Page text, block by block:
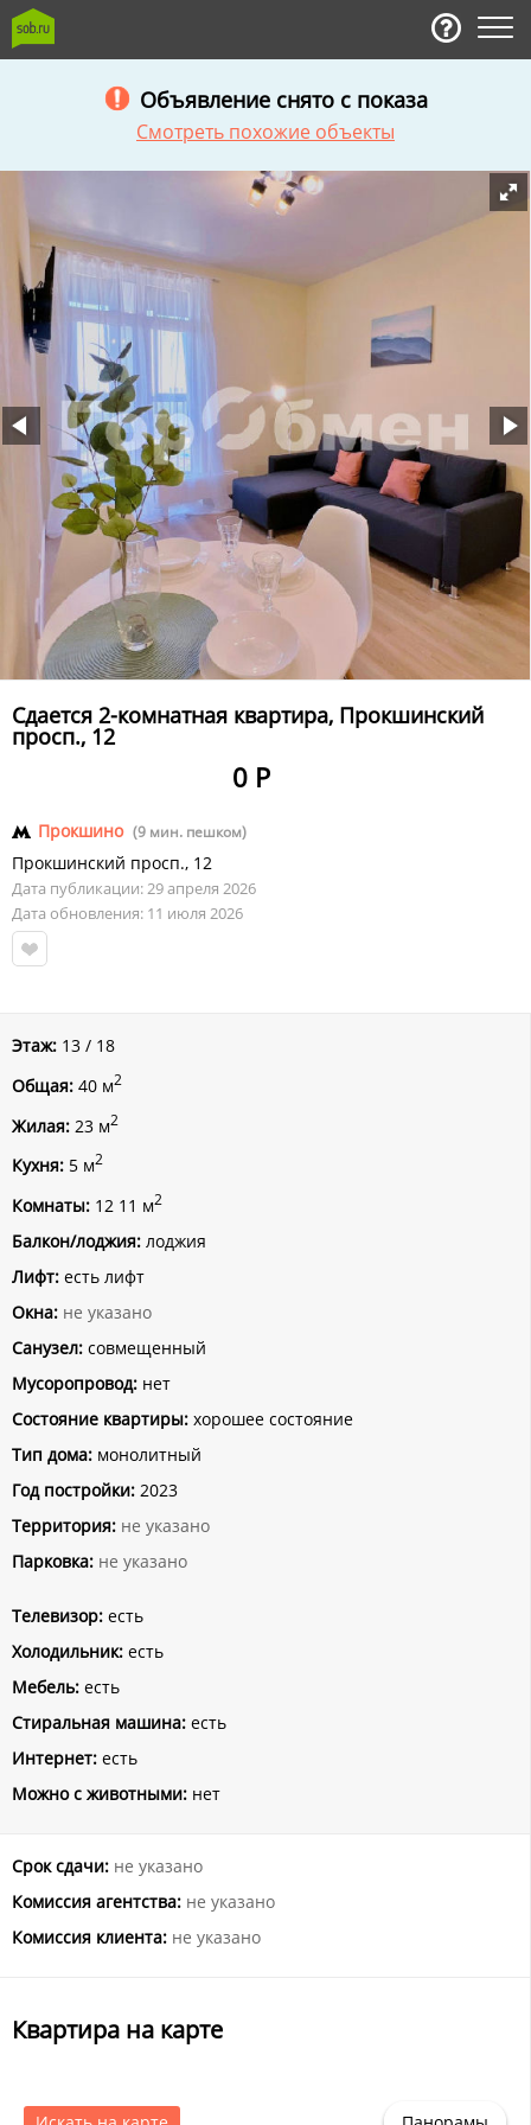
Объявление снято с показа
Смотреть похожие объекты
Сдается 2-комнатная квартира, Прокшинский
просп., 12
0 Р
Прокшино (9 мин. пешком)
Прокшинский просп., 12
Дата публикации: 29 апреля 2026
Дата обновления: 11 июля 2026
Этаж: 13 / 18
Общая: 40 м2
Жилая: 23 м2
Кухня: 5 м2
Комнаты: 12 11 м2
Балкон/лоджия: лоджия
Лифт: есть лифт
Окна: не указано
Санузел: совмещенный
Мусоропровод: нет
Состояние квартиры: хорошее состояние
Тип дома: монолитный
Год постройки: 2023
Территория: не указано
Парковка: не указано
Телевизор: есть
Холодильник: есть
Мебель: есть
Стиральная машина: есть
Интернет: есть
Можно с животными: нет
Срок сдачи: не указано
Комиссия агентства: не указано
Комиссия клиента: не указано
Квартира на карте